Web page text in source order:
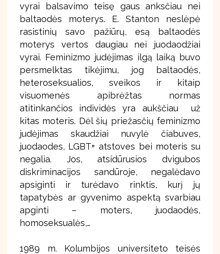
vyrai balsavimo teisę gaus anksčiau nei
baltaodės moterys. E. Stanton neslėpė
rasistinių savo pažiūrų, esą baltaodės
moterys vertos daugiau nei juodaodžiai
vyrai. Feminizmo judėjimas ilgą laiką buvo
persmelktas tikėjimu, jog baltaodės,
heteroseksualios, sveikos ir kitaip
visuomenės apibrėžtas normas
atitinkančios individės yra aukščiau už
kitas moteris. Dėl šių priežasčių feminizmo
judėjimas skaudžiai nuvylė čiabuves,
juodaodes, LGBT+ atstoves bei moteris su
negalia. Jos, atsidūrusios dvigubos
diskriminacijos sandūroje, negalėdavo
apsiginti ir turėdavo rinktis, kurį jų
tapatybės ar gyvenimo aspektą svarbiau
apginti – moters, juodaodės,
homoseksualės,…
1989 m. Kolumbijos universiteto teisės